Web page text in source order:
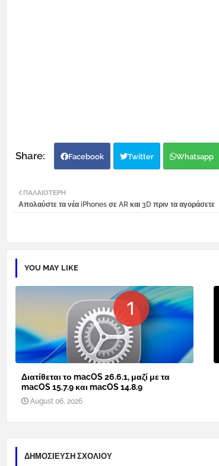
Facebook Twitter Whatsapp
ΠΑΛΑΙΌΤΕΡΗ
Απολαύστε τα νέα iPhones σε AR και 3D πριν τα αγοράσετε
YOU MAY LIKE
Διατίθεται το macOS 26.6.1, μαζί με τα
macOS 15.7.9 και macOS 14.8.9
August 06, 2026
ΔΗΜΟΣΊΕΥΣΗ ΣΧΟΛΊΟΥ